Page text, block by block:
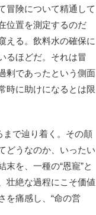
冒険について精通して
位置を測定するのだ
える。飲料水の確保に
るほどだ。それは冒
剰であったという側面
時に助けになるとは限
で辿り着く。その顛
どうなのか、いったい
を、一種の“恩寵”と
壮絶な過程にこそ価値
を痛感し、“命の営